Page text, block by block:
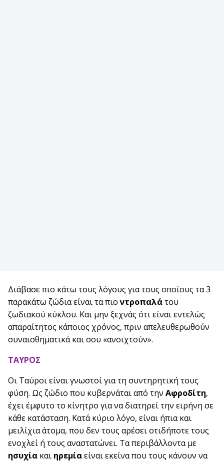
Διάβασε πιο κάτω τους λόγους για τους οποίους τα 3
παρακάτω ζώδια είναι τα πιοντροπαλάτου
ζωδιακού κύκλου. Και μην ξεχνάς ότι είναι εντελώς
απαραίτητος κάποιος χρόνος, πριν απελευθερωθούν
συναισθηματικά και σου «ανοιχτούν».
ΤΑΥΡΟΣ
Οι Ταύροι είναι γνωστοί για τη συντηρητική τους
φύση. Ως ζώδιο που κυβερνάται από την Αφροδίτη,
έχει έμφυτο το κίνητρο για να διατηρεί την ειρήνη σε
κάθε κατάσταση. Κατά κύριο λόγο, είναι ήπια και
μειλίχια άτομα, που δεν τους αρέσει οτιδήποτε τους
ενοχλεί ή τους αναστατώνει. Τα περιβάλλοντα με
ησυχία και ηρεμίαείναι εκείνα που τους κάνουν να